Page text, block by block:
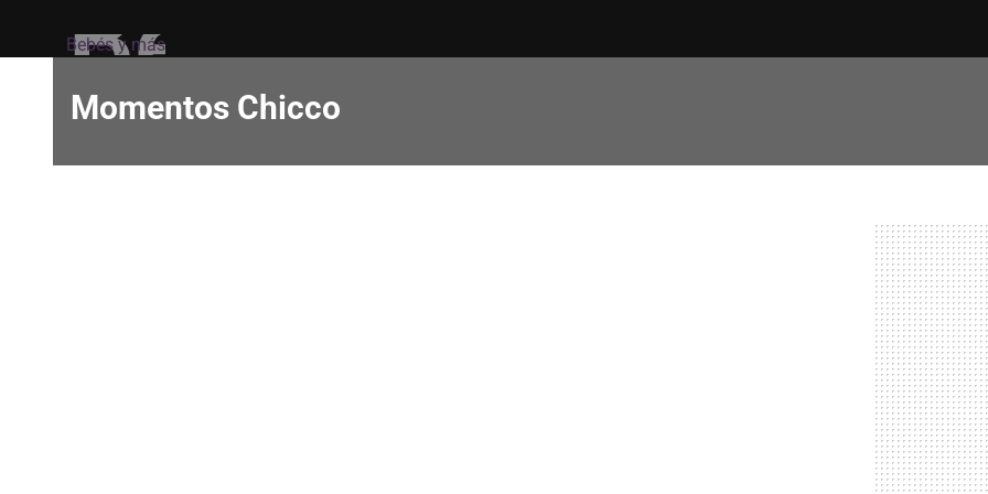
Bebés y más
Momentos Chicco